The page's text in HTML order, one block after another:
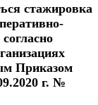
стажировка
Приказом
г. №